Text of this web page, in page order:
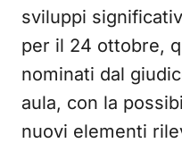
sviluppi
per il 24 ottobre,
nominati dal
aula, con la
nuovi elementi